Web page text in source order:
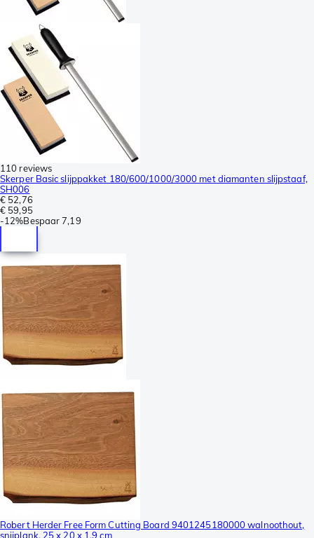
110 reviews
Skerper Basic slijppakket 180/600/1000/3000 met diamanten slijpstaaf,
SH006
€ 52,76
€ 59,95
-12%Bespaar 7,19
Robert Herder Free Form Cutting Board 9401245180000 walnoothout,
snijplank, 25 x 20 x 1.9 cm